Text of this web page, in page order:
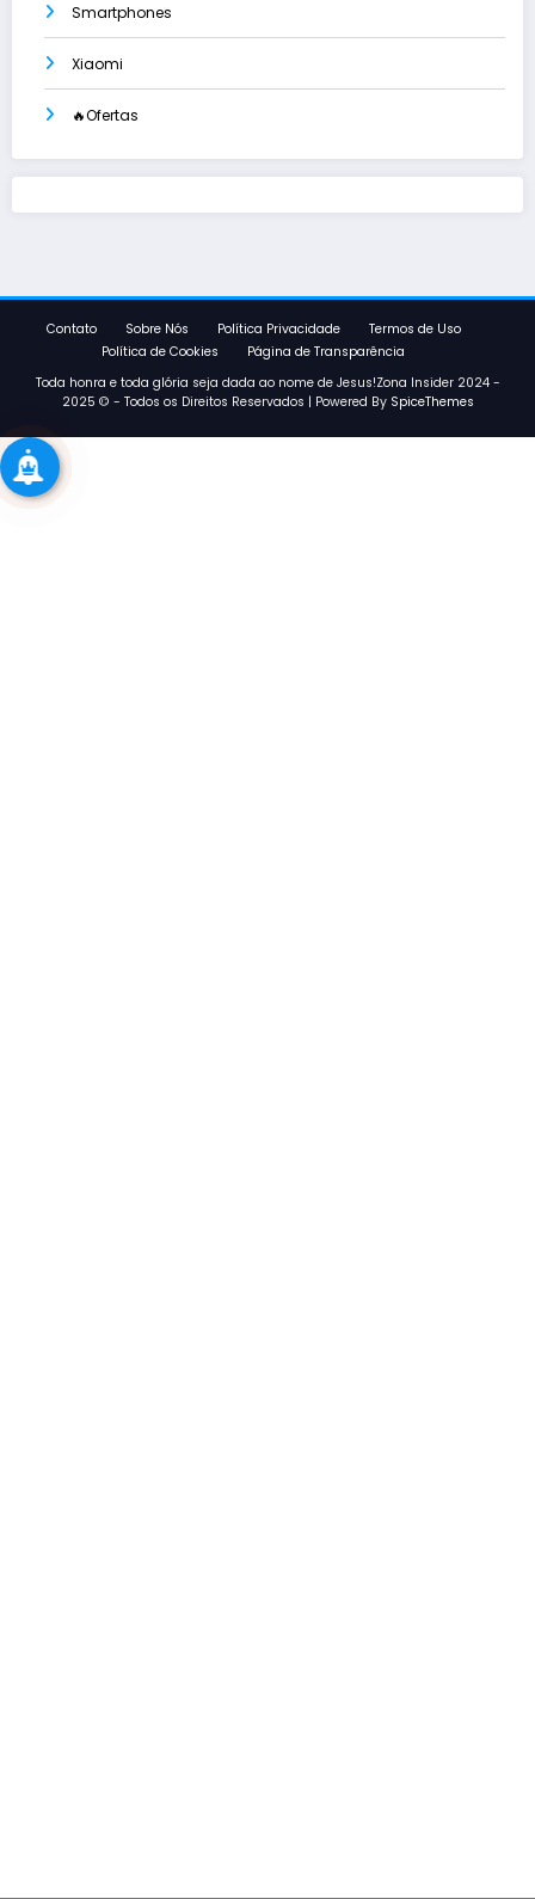
Smartphones
Xiaomi
🔥Ofertas
Contato Sobre Nós Política Privacidade
Termos de Uso
Política de Cookies
Página de Transparência
Toda honra e toda glória seja dada ao nome de Jesus!Zona Insider 2024 -
2025 © - Todos os Direitos Reservados | Powered By SpiceThemes